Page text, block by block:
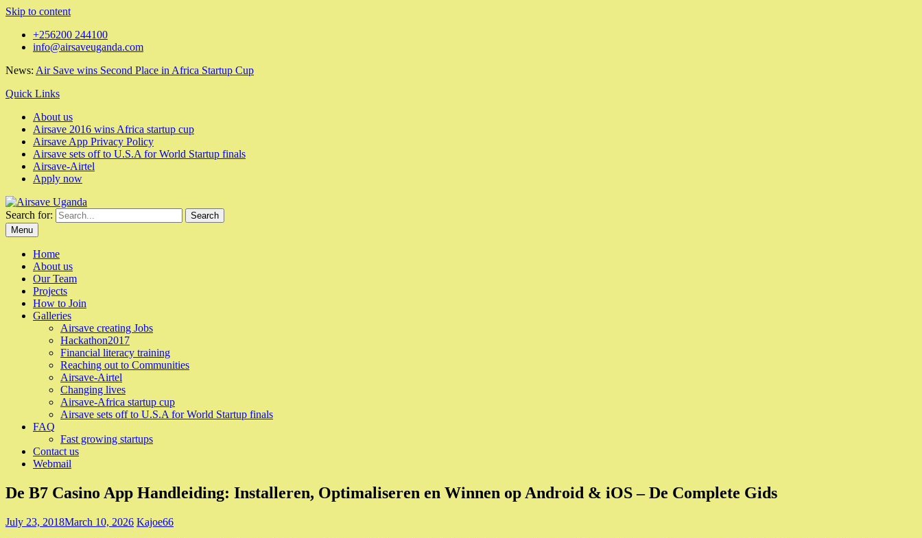
Skip to content
+256200 244100
info@airsaveuganda.com
News: Air Save wins Second Place in Africa Startup Cup
Quick Links
About us
Airsave 2016 wins Africa startup cup
Airsave App Privacy Policy
Airsave sets off to U.S.A for World Startup finals
Airsave-Airtel
Apply now
Search for:
Menu
Home
About us
Our Team
Projects
How to Join
Galleries
Airsave creating Jobs
Hackathon2017
Financial literacy training
Reaching out to Communities
Airsave-Airtel
Changing lives
Airsave-Africa startup cup
Airsave sets off to U.S.A for World Startup finals
FAQ
Fast growing startups
Contact us
Webmail
De B7 Casino App Handleiding: Installeren, Optimaliseren en Winnen op Android & iOS – De Complete Gids
July 23, 2018March 10, 2026 Kajoe66